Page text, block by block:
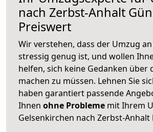
nach Zerbst-Anhalt
Preiswert
Wir verstehen, dass der Umzug
stressig genug ist, und wollen
helfen, sich keine Gedanken über
machen zu müssen. Lehnen Sie
haben garantiert passende
Ihnen ohne Probleme mit Ihrem
Gelsenkirchen nach Zerbst-Anhalt